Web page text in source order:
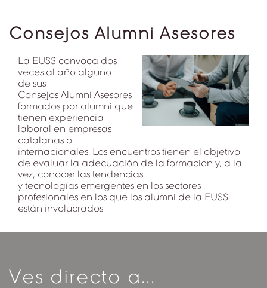
Consejos Alumni Asesores
La EUSS convoca dos
veces al año alguno
de sus
Consejos Alumni Asesores
formados por alumni que
tienen experiencia
laboral en empresas
catalanas o
internacionales. Los encuentros tienen el objetivo
de evaluar la adecuación de la formación y, a la
vez, conocer las tendencias
y tecnologías emergentes en los sectores
profesionales en los que los alumni de la EUSS
están involucrados.
Ves directo a...